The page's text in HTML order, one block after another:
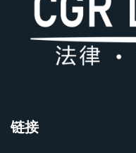
链接